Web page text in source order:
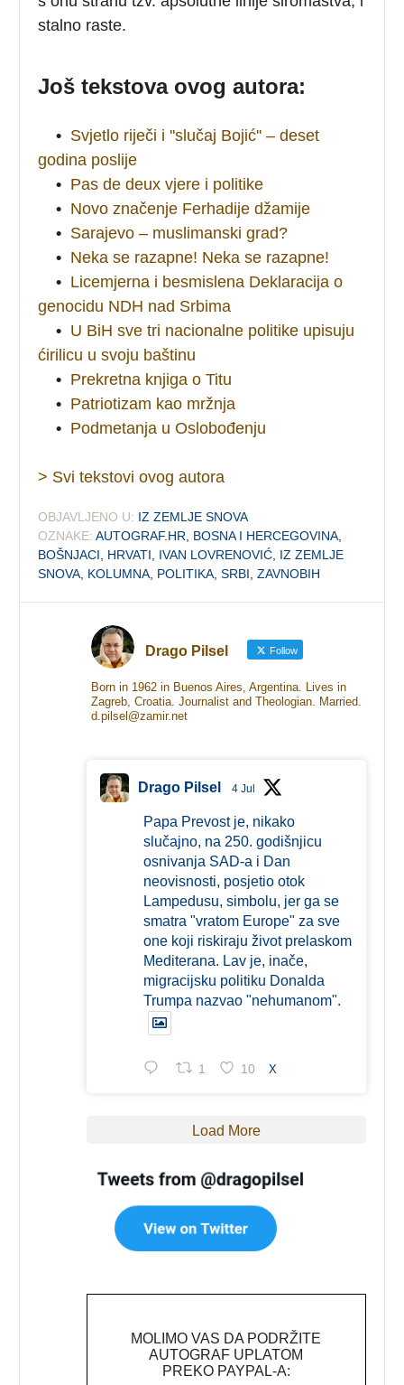
stalno raste.
Još tekstova ovog autora:
• Svjetlo riječi i ''slučaj Bojić'' – deset
godina poslije
• Pas de deux vjere i politike
• Novo značenje Ferhadije džamije
• Sarajevo – muslimanski grad?
• Neka se razapne! Neka se razapne!
• Licemjerna i besmislena Deklaracija o
genocidu NDH nad Srbima
• U BiH sve tri nacionalne politike upisuju
ćirilicu u svoju baštinu
• Prekretna knjiga o Titu
• Patriotizam kao mržnja
• Podmetanja u Oslobođenju
> Svi tekstovi ovog autora
OBJAVLJENO U: IZ ZEMLJE SNOVA
OZNAKE: AUTOGRAF.HR BOSNA I HERCEGOVINA
BOŠNJACI
HRVATI IVAN LOVRENOVIĆ IZ ZEMLJE
SNOVA KOLUMNA POLITIKA ,SRBI ,ZAVNOBIH
Drago Pilsel Follow
Born in 1962 in Buenos Aires, Argentina. Lives in
Zagreb, Croatia. Journalist and Theologian. Married.
d.pilsel@zamir.net
Drago Pilsel 4 Jul
Papa Prevost je, nikako
slučajno, na 250. godišnjicu
osnivanja SAD-a i Dan
neovisnosti, posjetio otok
Lampedusu, simbolu, jer ga se
smatra "vratom Europe" za sve
one koji riskiraju život prelaskom
Mediterana. Lav je, inače,
migracijsku politiku Donalda
Trumpa nazvao "nehumanom".
1 10 X
Load More
MOLIMO VAS DA PODRŽITE
AUTOGRAF UPLATOM
PREKO PAYPAL-A: